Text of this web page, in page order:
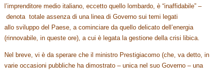
l’imprenditore medio italiano, eccetto quello lombardo, è “inaffidabile” –
denota totale assenza di una linea di Governo sui temi legati
allo sviluppo del Paese, a cominciare da quello delicato dell’energia
(rinnovabile, in queste ore), a cui è legata la gestione della crisi libica.
Nel breve, vi è da sperare che il ministro Prestigiacomo (che, va detto, in
varie occasioni pubbliche ha dimostrato – unica nel suo Governo – una